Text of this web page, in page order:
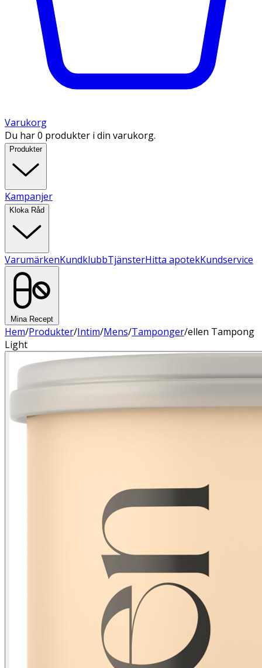
Varukorg
Du har 0 produkter i din varukorg.
Produkter
Kampanjer
Kloka Råd
VarumärkenKundklubbTjänsterHitta apotekKundservice
Mina Recept
Hem/Produkter/Intim/Mens/Tamponger/ellen Tampong
Light